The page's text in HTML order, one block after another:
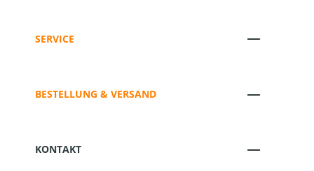
SERVICE
BESTELLUNG & VERSAND
KONTAKT